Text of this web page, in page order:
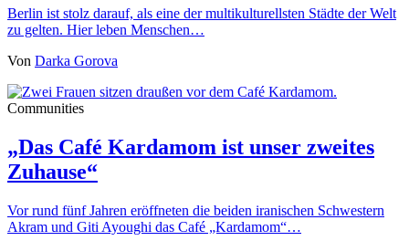
Berlin ist stolz darauf, als eine der multikulturellsten Städte der Welt
zu gelten. Hier leben Menschen…
Von Darka Gorova
Communities
„Das Café Kardamom ist unser zweites
Zuhause“
Vor rund fünf Jahren eröffneten die beiden iranischen Schwestern
Akram und Giti Ayoughi das Café „Kardamom“…